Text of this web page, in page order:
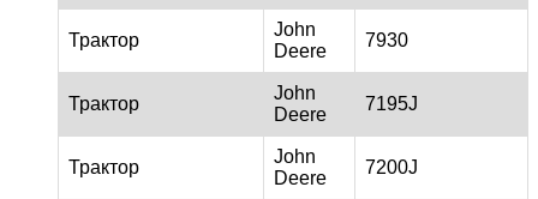
Трактор
John
Deere
7930
Трактор
John
Deere
7195J
Трактор
John
Deere
7200J